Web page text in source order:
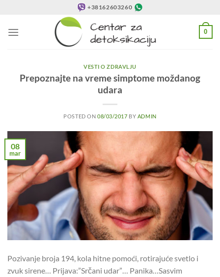
sadržaj
+38162603260
0
VESTI O ZDRAVLJU
Prepoznajte na vreme simptome moždanog
udara
POSTED ON 08/03/2017 BY ADMIN
08
mar
Pozivanje broja 194, kola hitne pomoći, rotirajuće svetlo i
zvuk sirene… Prijava:”Srčani udar”… Panika…Sasvim